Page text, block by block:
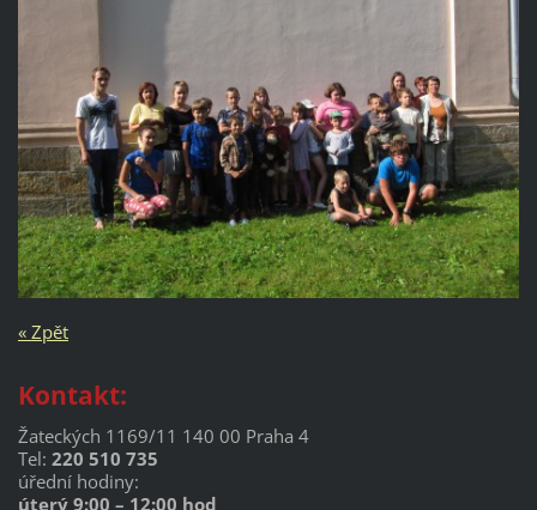
« Zpět
Kontakt:
Žateckých 1169/11 140 00 Praha 4
Tel: 220 510 735
úřední hodiny:
úterý 9:00 – 12:00 hod